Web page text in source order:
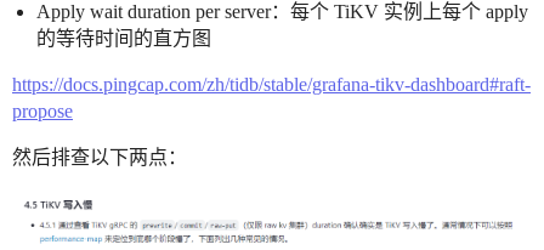
Apply wait duration per server：每个 TiKV 实例上每个 apply
的等待时间的直方图
https://docs.pingcap.com/zh/tidb/stable/grafana-tikv-dashboard#raft-
propose
然后排查以下两点：